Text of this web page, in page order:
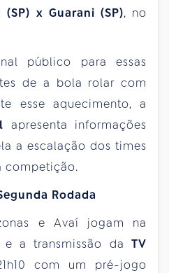
(SP) x Guarani (SP), no
público para essas
de a bola rolar com
esse aquecimento, a
apresenta informações
a escalação dos times
competição.
Rodada
e Avaí jogam na
e a transmissão da TV
com um pré-jogo